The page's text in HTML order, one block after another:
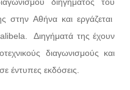
στην Αθήνα και εργάζεται
Διηγήματά της έχουν
διαγωνισμούς και
έντυπες εκδόσεις.